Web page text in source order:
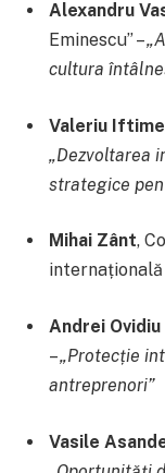
Alexandru
Eminescu” –
cultura
Valeriu Iftime
„Dezvoltarea
strategice
Mihai Zânt,
internațională
Andrei Ovidiu
–„Protecție
antreprenori”
Vasile